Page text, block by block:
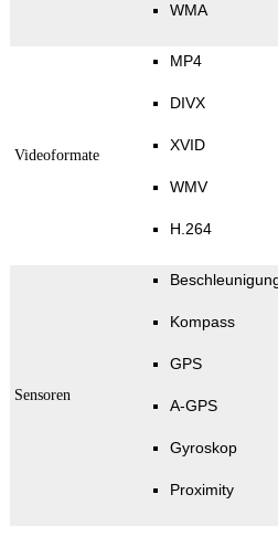
WMA
Videoformate
MP4
DIVX
XVID
WMV
H.264
Sensoren
Kompass
GPS
A-GPS
Gyroskop
Proximity